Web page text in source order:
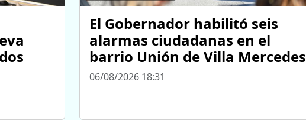
El Gobernador habilitó seis
alarmas ciudadanas en el
barrio Unión de Villa Mercedes
06/08/2026 18:31